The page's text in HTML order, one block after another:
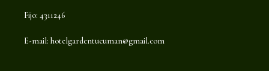
Fijo: 4311246
E-mail: hotelgardentucuman@gmail.com